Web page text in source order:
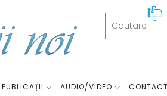
PUBLICAȚII AUDIO/VIDEO CONTACT